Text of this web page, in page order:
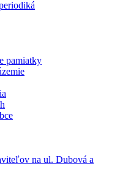
pamiatky
na ul. Dubová a